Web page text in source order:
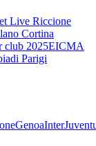
Live Riccione
Cortina
club 2025EICMA
Parigi
GenoaInter